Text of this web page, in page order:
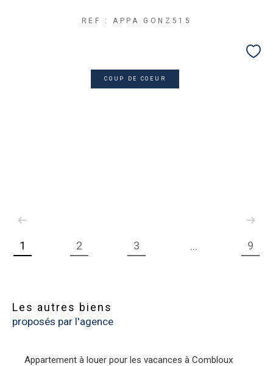
REF : APPA GONZ515
COUP DE COEUR
1 2 3 ... 9
Les autres biens
proposés par l'agence
Appartement à louer pour les vacances à Combloux